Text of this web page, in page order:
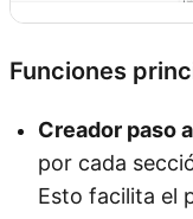
Funciones
Creador paso
por cada
Esto facilita el